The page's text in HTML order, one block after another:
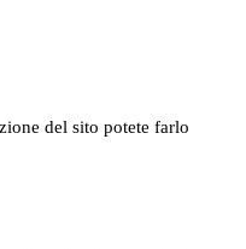
del sito potete farlo